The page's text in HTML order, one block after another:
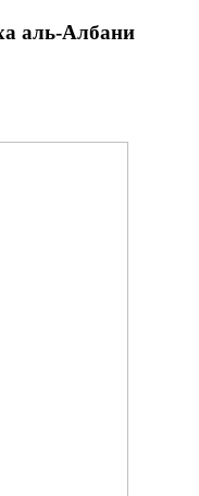
аль-Албани